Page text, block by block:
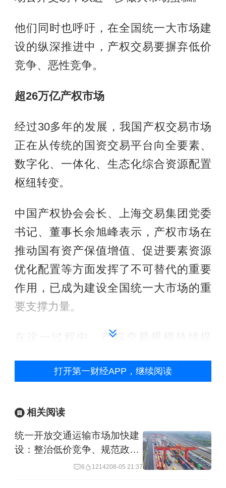
他们同时也呼吁，在全国统一大市场建
设的纵深推进中，产权交易要摒弃低价
竞争、恶性竞争。
超26万亿产权市场
经过30多年的发展，我国产权交易市场
正在从传统的国资交易平台向全要素、
数字化、一体化、生态化综合资源配置
枢纽转变。
中国产权协会会长、上海交易集团党委
书记、董事长余旭峰表示，产权市场在
推动国有资产保值增值、促进要素资源
优化配置等方面发挥了不可替代的重要
作用，已成为建设全国统一大市场的重
要支撑力量。
在这一过程中，产权交易规模持续提
市场成交总额总量快速增长。2012年
万亿，年均复合增长率高达20.82%。尤
其“十四五”期间，产权市场年交易额均站
打开第一财经APP，继续阅读
相关阅读
统一开放交通运输市场加快建
设：整治低价竞争、规范政府
6 1214208-05 21:37